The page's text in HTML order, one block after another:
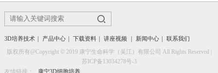
3D培养技术 产品中心 下载资料 讲座视频 新闻中心
联系我们
版权所有@Copyright © 2019 康宁生命科学（吴江）有限公司 All Rights Reserved |
苏ICP备13034278号-3
友情链接：
康宁3D细胞培养